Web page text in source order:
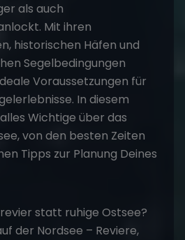
als auch
Mit ihren
historischen Häfen und
Segelbedingungen
Voraussetzungen für
In diesem
Wichtige über das
von den besten Zeiten
Tipps zur Planung Deines
statt ruhige Ostsee?
der Nordsee – Reviere,